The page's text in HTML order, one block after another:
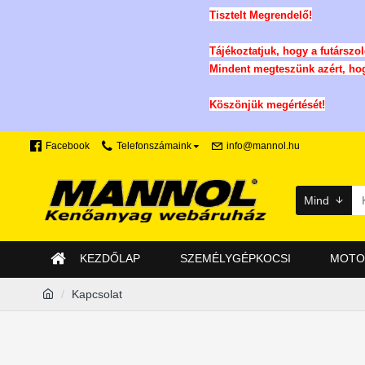
Tisztelt Megrendelő!
Tájékoztatjuk, hogy a
Mindent megteszünk azért,
Köszönjük megértését!
Facebook Telefonszámaink info@mannol.hu
Mind
KEZDŐLAP SZEMÉLYGÉPKOCSI
Kapcsolat